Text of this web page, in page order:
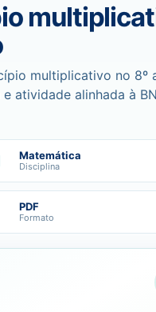
multiplicativo no 8º
atividade alinhada à
Matemática
Disciplina
PDF
Formato